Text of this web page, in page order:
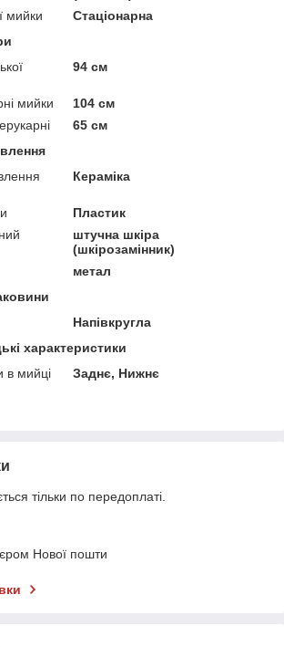
мийки
Стаціонарна
94 см
мийки
104 см
65 см
Кераміка
Пластик
штучна шкіра
(шкірозамінник)
метал
Напівкругла
характеристики
в мийці
Заднє, Нижнє
тільки по передоплаті.
Нової пошти